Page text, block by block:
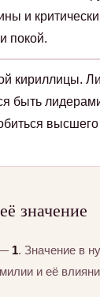
и
покой.
кириллицы.
быть
значение
1. Значение в
и её